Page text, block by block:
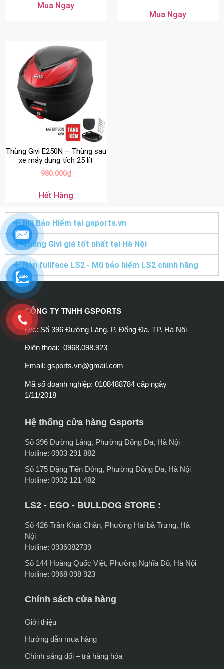
Mua Ngay
Mua Ngay
Thùng Givi E250N – Thùng sau
xe máy dung tích 25 lít
980.000₫
Hết Hàng
Mũ Bảo Hiểm tại gsports.vn
Thùng Givi giá tốt nhất tại Hà Nội
Nón fullface LS2 - Mũ bảo hiểm LS2 chính hãng
CÔNG TY TNHH GSPORTS
Đ/c: Số 396 Đường Láng, P. Đống Đa, TP. Hà Nội
Điện thoại: 0968.098.923
Email: gsports.vn@gmail.com
Mã số doanh nghiệp: 0108488784 cấp ngày
1/11/2018
Hệ thống cửa hàng Gsports
Số 396 Đường Láng, Phường Đống Đa, Hà Nội
Hotline: 0903 291 882
Số 175 Đặng Tiến Đông, Phường Đống Đa, Hà Nội
Hotline: 0902 121 482
LS2 - EGO - BULLDOG STORE :
Số 426 Trần Khát Chân, Phường Hai bà Trưng, Hà
Nội
Hotline: 0936082739
Số 144 Hoàng Quốc Việt, Phường Nghĩa Đô, Hà Nội
Hotline: 0968 098 923
Chính sách cửa hàng
Giới thiệu
Hướng dẫn mua hàng
Chính sáng đổi – trả hàng hóa